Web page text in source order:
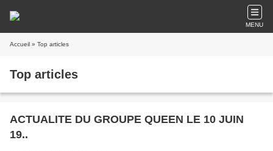
MENU
Accueil » Top articles
Top articles
ACTUALITE DU GROUPE QUEEN LE 10 JUIN
19..